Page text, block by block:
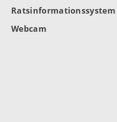
Ratsinformationssystem
Webcam